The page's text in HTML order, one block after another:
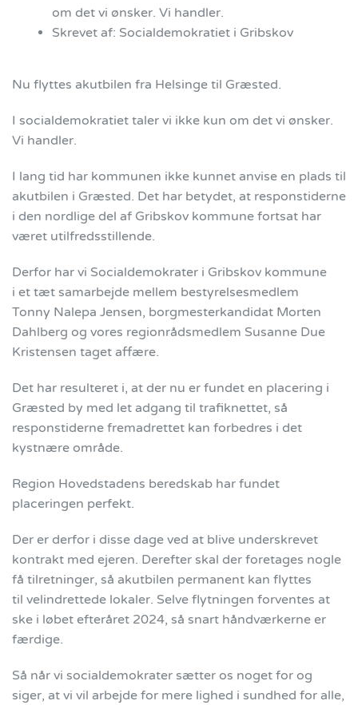
om det vi ønsker. Vi handler.
Skrevet af: Socialdemokratiet i Gribskov
Nu flyttes akutbilen fra Helsinge til Græsted.
I socialdemokratiet taler vi ikke kun om det vi ønsker.
Vi handler.
I lang tid har kommunen ikke kunnet anvise en plads til
akutbilen i Græsted. Det har betydet, at responstiderne
i den nordlige del af Gribskov kommune fortsat har
været utilfredsstillende.
Derfor har vi Socialdemokrater i Gribskov kommune
i et tæt samarbejde mellem bestyrelsesmedlem
Tonny Nalepa Jensen, borgmesterkandidat Morten
Dahlberg og vores regionrådsmedlem Susanne Due
Kristensen taget affære.
Det har resulteret i, at der nu er fundet en placering i
Græsted by med let adgang til trafiknettet, så
responstiderne fremadrettet kan forbedres i det
kystnære område.
Region Hovedstadens beredskab har fundet
placeringen perfekt.
Der er derfor i disse dage ved at blive underskrevet
kontrakt med ejeren. Derefter skal der foretages nogle
få tilretninger, så akutbilen permanent kan flyttes
til velindrettede lokaler. Selve flytningen forventes at
ske i løbet efteråret 2024, så snart håndværkerne er
færdige.
Så når vi socialdemokrater sætter os noget for og
siger, at vi vil arbejde for mere lighed i sundhed for alle,